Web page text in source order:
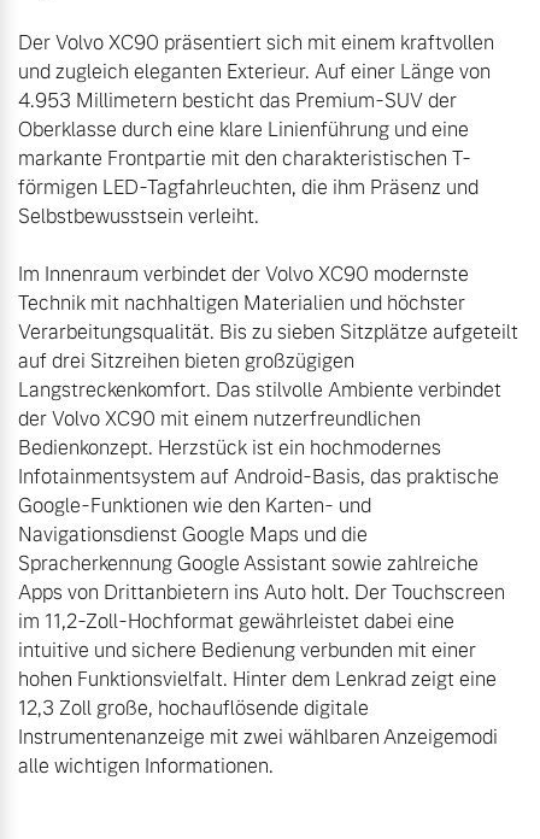
Der Volvo XC90 präsentiert sich mit einem kraftvollen
und zugleich eleganten Exterieur. Auf einer Länge von
4.953 Millimetern besticht das Premium-SUV der
Oberklasse durch eine klare Linienführung und eine
markante Frontpartie mit den charakteristischen T-
förmigen LED-Tagfahrleuchten, die ihm Präsenz und
Selbstbewusstsein verleiht.
Im Innenraum verbindet der Volvo XC90 modernste
Technik mit nachhaltigen Materialien und höchster
Verarbeitungsqualität. Bis zu sieben Sitzplätze aufgeteilt
auf drei Sitzreihen bieten großzügigen
Langstreckenkomfort. Das stilvolle Ambiente verbindet
der Volvo XC90 mit einem nutzerfreundlichen
Bedienkonzept. Herzstück ist ein hochmodernes
Infotainmentsystem auf Android-Basis, das praktische
Google-Funktionen wie den Karten- und
Navigationsdienst Google Maps und die
Spracherkennung Google Assistant sowie zahlreiche
Apps von Drittanbietern ins Auto holt. Der Touchscreen
im 11,2-Zoll-Hochformat gewährleistet dabei eine
intuitive und sichere Bedienung verbunden mit einer
hohen Funktionsvielfalt. Hinter dem Lenkrad zeigt eine
12,3 Zoll große, hochauflösende digitale
Instrumentenanzeige mit zwei wählbaren Anzeigemodi
alle wichtigen Informationen.